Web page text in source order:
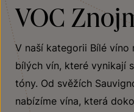
VOC
V naší kategorii Bílé víno
bílých vín, které vynikají
tóny. Od svěžích
nabízíme vína, která